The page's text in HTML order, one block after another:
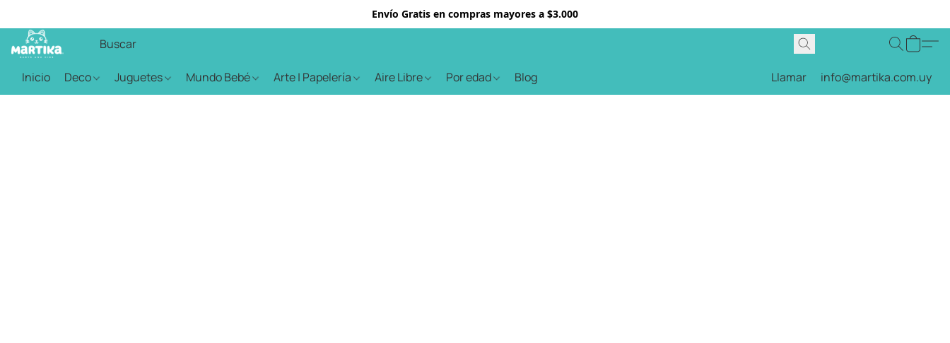
Envío Gratis en compras mayores a $3.000
Inicio Deco Juguetes Mundo Bebé Arte | Papelería Aire Libre Por edad Blog Llamar info@martika.com.uy